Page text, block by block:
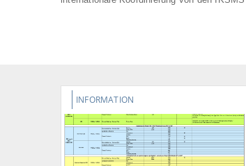
INFORMATION